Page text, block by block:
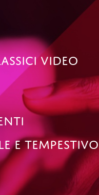
Video
E Tempestivo